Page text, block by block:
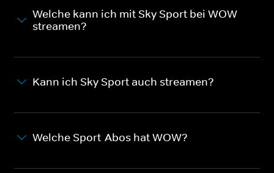
Welche kann ich mit Sky Sport bei WOW
streamen?
Kann ich Sky Sport auch streamen?
Welche Sport-Abos hat WOW?